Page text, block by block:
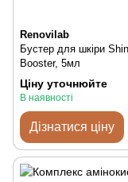
Renovilab
Бустер для шкіри
Booster, 5мл
Ціну уточнюйте
В наявності
Дізнатися ціну